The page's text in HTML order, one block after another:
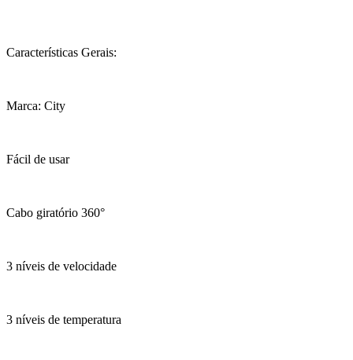
Características Gerais:
Marca: City
Fácil de usar
Cabo giratório 360°
3 níveis de velocidade
3 níveis de temperatura